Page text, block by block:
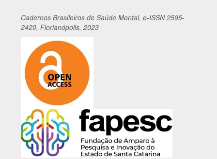
Cadernos Brasileiros de Saúde Mental, e-ISSN 2595-
2420, Florianópolis, 2023